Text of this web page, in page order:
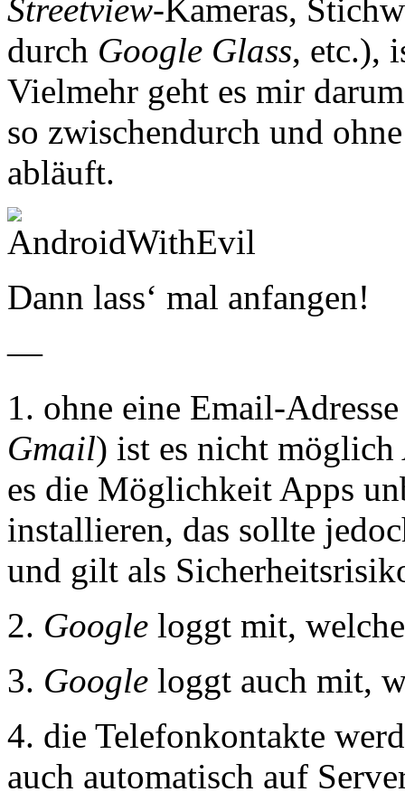
Streetview-Kameras,
durch Google Glass, etc.),
Vielmehr geht es mir
so zwischendurch und
abläuft.
Dann lass‘ mal anfangen!
—
1. ohne eine Email-
Gmail) ist es nicht
es die Möglichkeit Apps
installieren, das sollte
und gilt als
2. Google loggt mit,
3. Google loggt auch mit,
4. die Telefonkontakte
auch automatisch auf